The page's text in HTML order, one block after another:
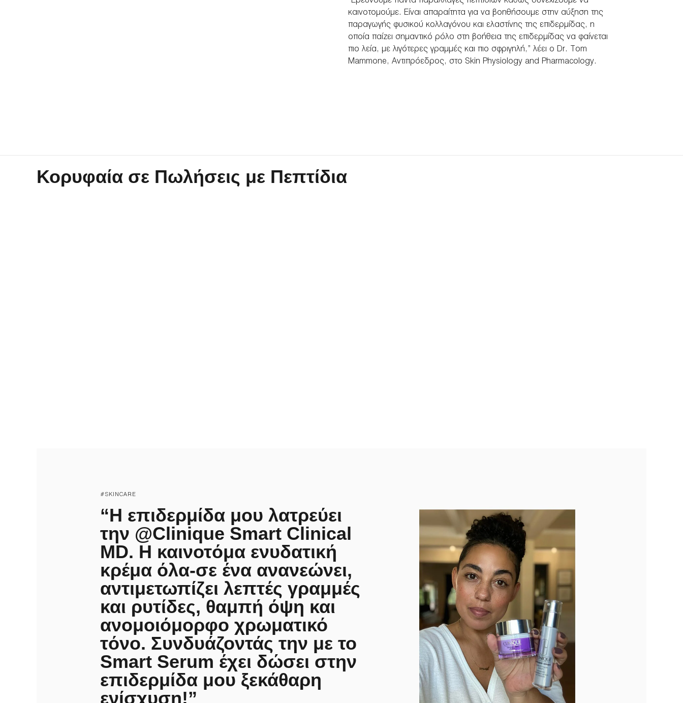
καινοτομούμε. Είναι απαραίτητα για να βοηθήσουμε στην αύξηση της
παραγωγής φυσικού κολλαγόνου και ελαστίνης της επιδερμίδας, η
οποία παίζει σημαντικό ρόλο στη βοήθεια της επιδερμίδας να φαίνεται
πιο λεία, με λιγότερες γραμμές και πιο σφριγηλή,” λέει ο Dr. Tom
Mammone, Αντιπρόεδρος, στο Skin Physiology and Pharmacology.
Κορυφαία σε Πωλήσεις με Πεπτίδια
#SKINCARE
“Η επιδερμίδα μου λατρεύει
την @Clinique Smart Clinical
MD. Η καινοτόμα ενυδατική
κρέμα όλα-σε ένα ανανεώνει,
αντιμετωπίζει λεπτές γραμμές
και ρυτίδες, θαμπή όψη και
ανομοιόμορφο χρωματικό
τόνο. Συνδυάζοντάς την με το
Smart Serum έχει δώσει στην
επιδερμίδα μου ξεκάθαρη
ενίσχυση!”